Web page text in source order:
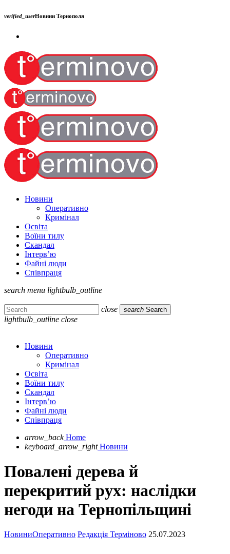
verified_userНовини Тернополя
Новини
Оперативно
Кримінал
Освіта
Воїни тилу
Скандал
Інтерв’ю
Файні люди
Співпраця
search menu lightbulb_outline
close search Search
lightbulb_outline close
Новини
Оперативно
Кримінал
Освіта
Воїни тилу
Скандал
Інтерв’ю
Файні люди
Співпраця
arrow_back Home
keyboard_arrow_right Новини
Повалені дерева й
перекритий рух: наслідки
негоди на Тернопільщині
НовиниОперативно Редакція Терміново 25.07.2023